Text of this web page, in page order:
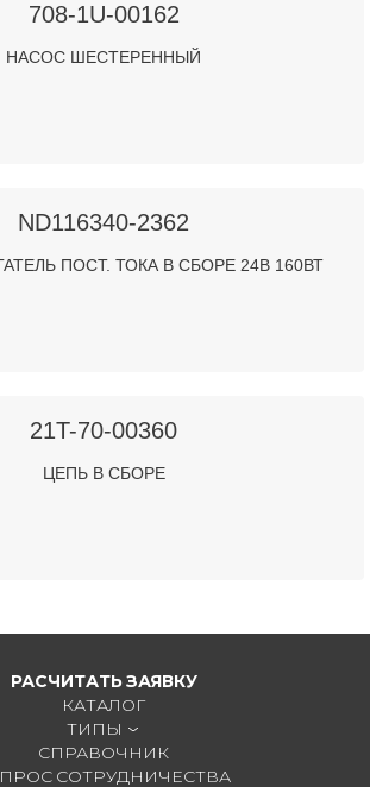
708-1U-00162
НАСОС ШЕСТЕРЕННЫЙ
ND116340-2362
ПОСТ. ТОКА В СБОРЕ 24В 160ВТ
21T-70-00360
ЦЕПЬ В СБОРЕ
РАСЧИТАТЬ ЗАЯВКУ
КАТАЛОГ
ТИПЫ
СПРАВОЧНИК
СОТРУДНИЧЕСТВА